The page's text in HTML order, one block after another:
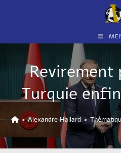
Revirement
Turquie enfin
> Alexandre Hallard >